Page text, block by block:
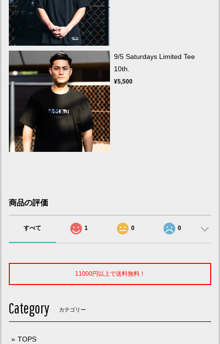
9/5 Saturdays Limited Tee
10th.
¥5,500
商品の評価
すべて 1 0 0
11000円以上で送料無料！
Category カテゴリー
TOPS